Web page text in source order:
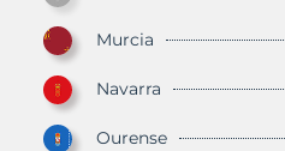
Murcia
Navarra
Ourense